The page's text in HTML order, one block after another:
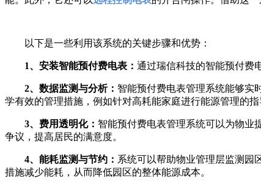
以下是一些利用该系统的关键步骤和优势：
1、安装智能预付费电表： 通过瑞信科技的智能预付费
2、数据监测与分析： 智能预付费电表管理系统能够实
学有效的管理措施，例如针对高耗能家庭进行能源管理的指
3、费用透明化： 智能预付费电表管理系统可以为物业
争议，提高居民的满意度。
4、能耗监测与节约： 系统可以帮助物业管理层监测园
措施减少能耗，从而降低园区的整体能源成本。